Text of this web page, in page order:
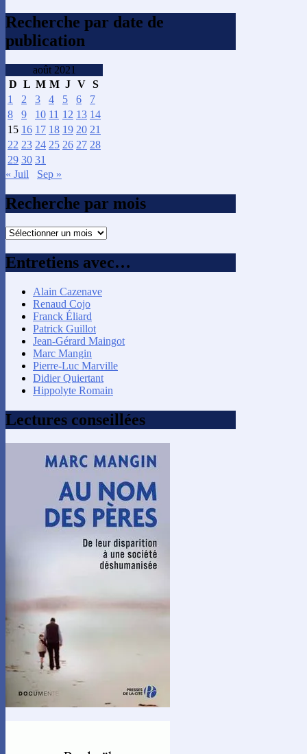
Recherche par date de
publication
août 2021
D L M M J V S
1
2 3 4 5 6
7
8
9 10 11 12 13 14
15 16 17 18 19 20 21
22 23 24 25 26 27 28
29 30 31
« Juil
Sep »
Recherche par mois
Recherche
mois
Entretiens avec…
Alain Cazenave
Renaud Cojo
Franck Éliard
Patrick Guillot
Jean-Gérard Maingot
Marc Mangin
Pierre-Luc Marville
Didier Quiertant
Hippolyte Romain
Lectures conseillées